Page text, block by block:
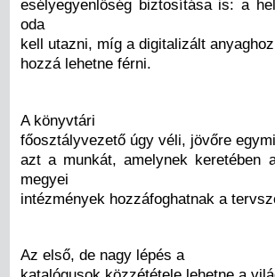
esélyegyenlőség biztosítása is: a
oda
kell utazni, míg a digitalizált
hozzá lehetne férni.
A könyvtári
főosztályvezető úgy véli, jövőre
azt a munkát, amelynek keretében
megyei
intézmények hozzáfoghatnak a
Az első, de nagy lépés a